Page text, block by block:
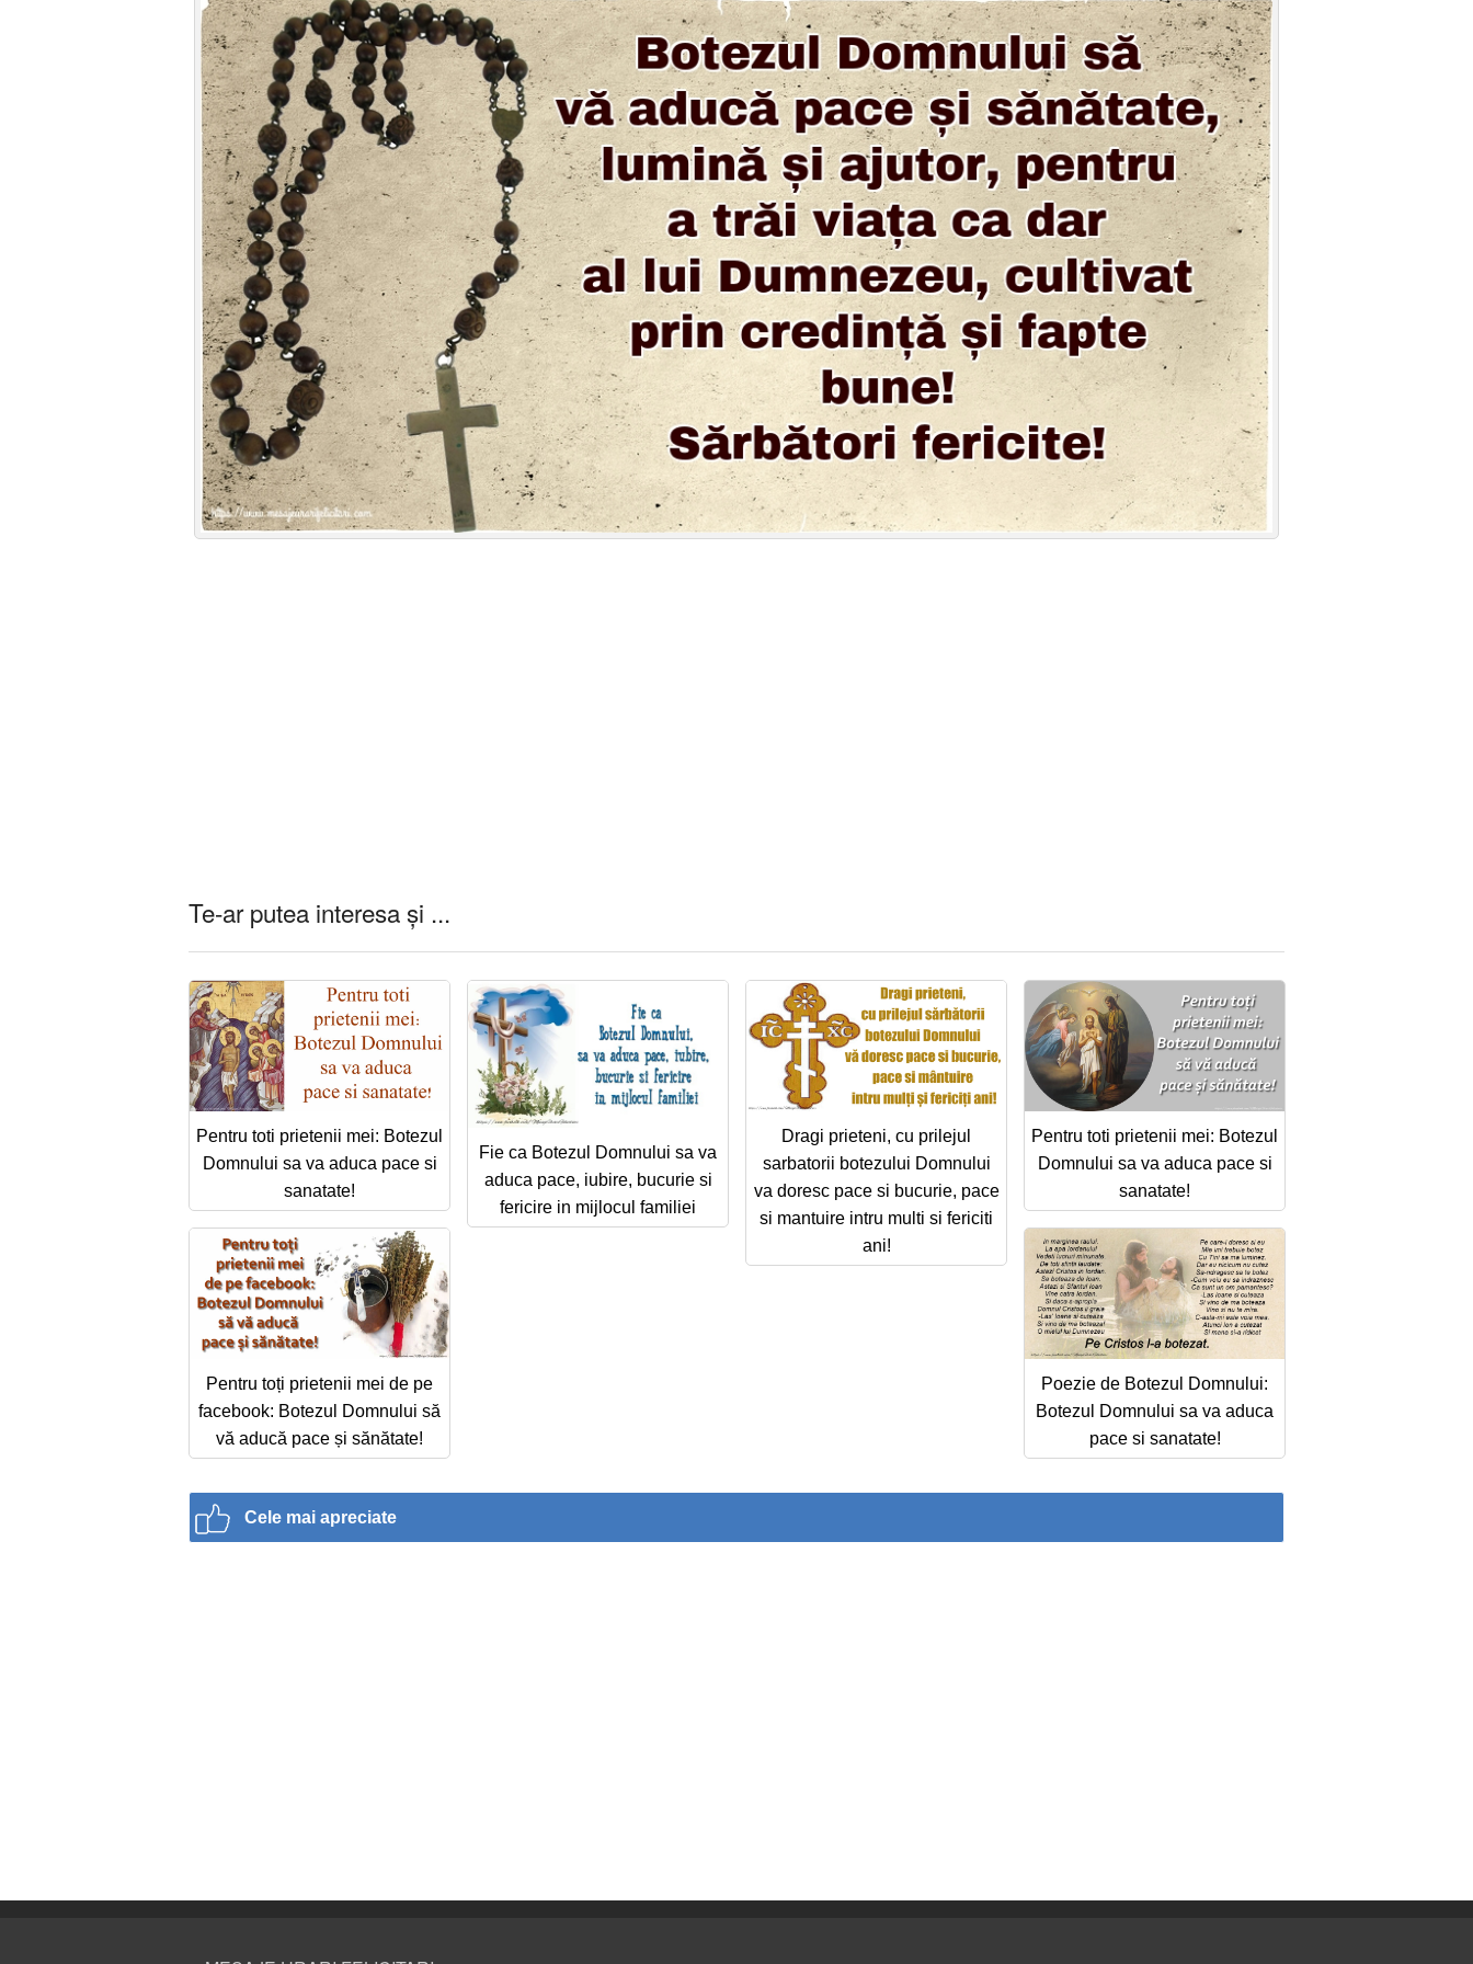
Te-ar putea interesa și ...
Pentru toti prietenii mei: Botezul
Domnului sa va aduca pace si
sanatate!
Fie ca Botezul Domnului sa va
aduca pace, iubire, bucurie si
fericire in mijlocul familiei
Dragi prieteni, cu prilejul
sarbatorii botezului Domnului
va doresc pace si bucurie, pace
si mantuire intru multi si fericiti
ani!
Pentru toti prietenii mei: Botezul
Domnului sa va aduca pace si
sanatate!
Pentru toți prietenii mei de pe
facebook: Botezul Domnului să
vă aducă pace și sănătate!
Poezie de Botezul Domnului:
Botezul Domnului sa va aduca
pace si sanatate!
Cele mai apreciate